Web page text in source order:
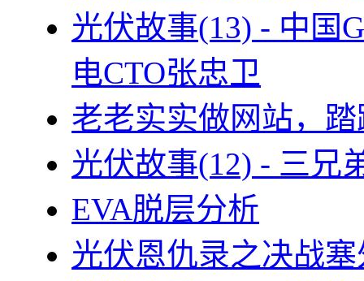
光伏故事(13) - 中国
电CTO张忠卫
老老实实做网站，
光伏故事(12) - 三兄
EVA脱层分析
光伏恩仇录之决战